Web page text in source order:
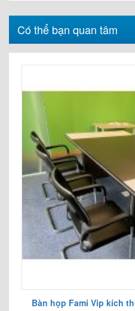
Có thể bạn quan tâm
Bàn họp Fami Vip kích